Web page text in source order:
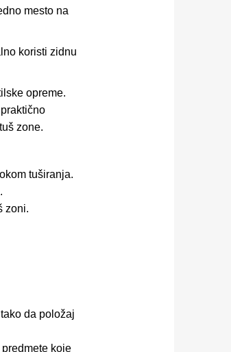
mesto na
koristi zidnu
opreme.
zone.
tuširanja.
zoni.
da položaj
koje